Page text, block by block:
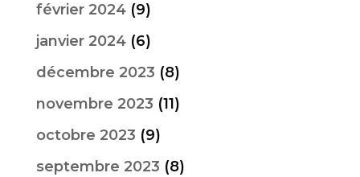
février 2024(9)
janvier 2024(6)
décembre 2023 (8)
novembre 2023 (11)
octobre 2023 (9)
septembre 2023 (8)